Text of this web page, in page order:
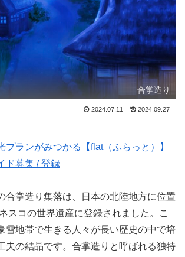
合掌造り
2024.07.11 2024.09.27
プランがみつかる【flat（ふらっと）】
ド募集 / 登録
合掌造り集落は、日本の北陸地方に位置
スコの世界遺産に登録されました。こ
雪地帯で生きる人々が長い歴史の中で培
夫の結晶です。合掌造りと呼ばれる独特